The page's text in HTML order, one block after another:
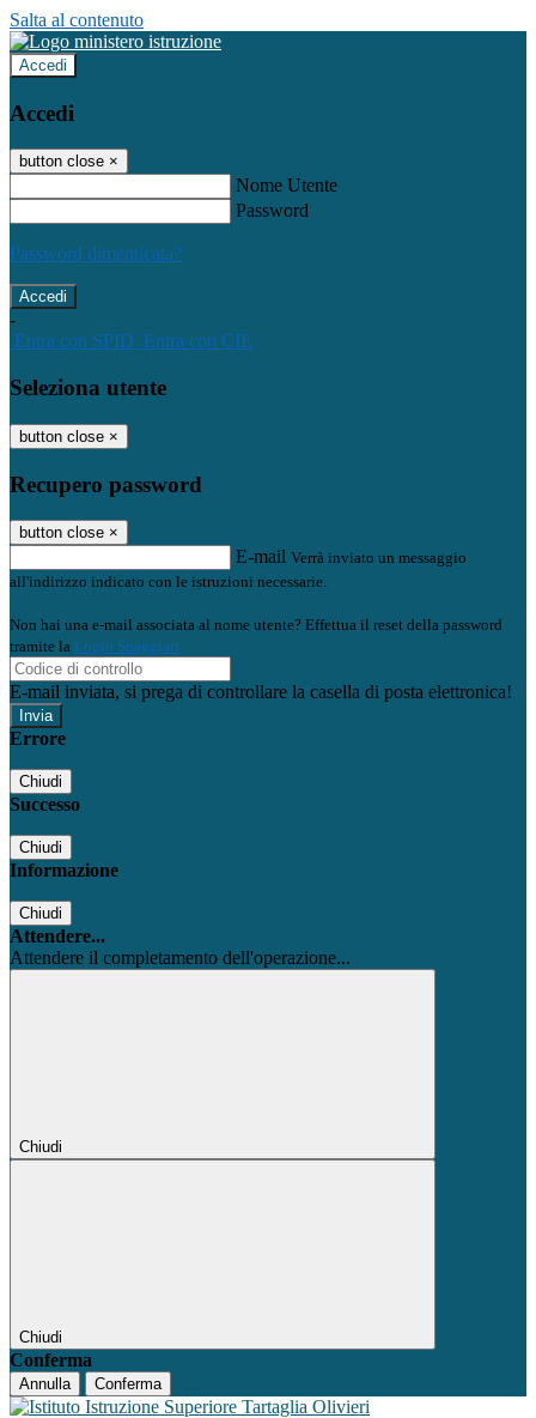
Salta al contenuto
Accedi
Accedi
button close ×
Nome Utente
Password
Password dimenticata?
-
Entra con SPID Entra con CIE
Seleziona utente
button close ×
Recupero password
button close ×
E-mail Verrà inviato un messaggio
all'indirizzo indicato con le istruzioni necessarie.
Non hai una e-mail associata al nome utente? Effettua il reset della password
tramite la Login Spaggiari
E-mail inviata, si prega di controllare la casella di posta elettronica!
Errore
Chiudi
Successo
Chiudi
Informazione
Chiudi
Attendere...
Attendere il completamento dell'operazione...
Chiudi
Chiudi
Conferma
Annulla Conferma